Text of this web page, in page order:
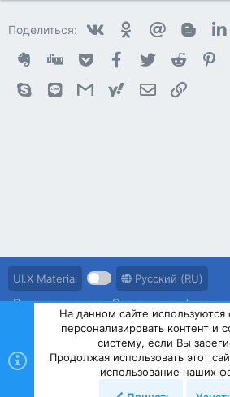
Поделиться: VkontakteOdnoklassniki
Mail.ru
EvernoteDigg GetpocketFacebook
Twitter Reddit
Skype Line GmailyahoomailЭлектронная
UI.X Material
Русский (RU)
Правила ресурса
Политика
Community platform by XenForo © 2010-
На данном сайте
персонализировать контент и
систему, если Вы
Продолжая использовать этот
использование наших